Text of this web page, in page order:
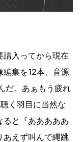
請入ってから現在
編集を12本、音源
だ。あぁもう疲れ
く羽目に当然な
ると『あああああ
あえず叫んで縄跳